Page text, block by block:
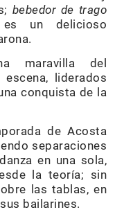
bebedor de trago
un delicioso
maravilla del
liderados
conquista de la
de Acosta
separaciones
en una sola,
la teoría; sin
las tablas, en
bailarines.